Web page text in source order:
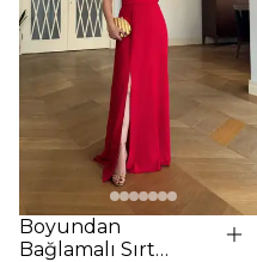
Boyundan
Bağlamalı Sırt